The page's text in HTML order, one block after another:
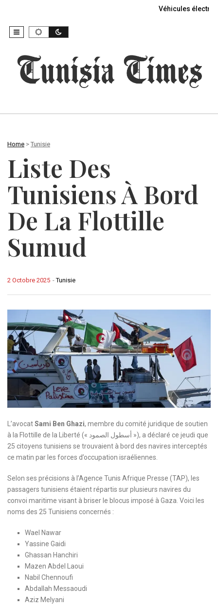
Véhicules
Home > Tunisie
Liste Des
Tunisiens À Bord
De La Flottille
Sumud
-Tunisie
2 Octobre 2025
L’avocatSami Ben Ghazi, membre du comité juridique de soutien
à la Flottille de la Liberté (« أسطول الصمود »), a déclaré ce jeudi que
25 citoyens tunisiens se trouvaient à bord des navires interceptés
ce matin par les forces d’occupation israéliennes.
Selon ses précisions à l’Agence Tunis Afrique Presse (TAP), les
passagers tunisiens étaient répartis sur plusieurs navires du
convoi maritime visant à briser le blocus imposé à Gaza. Voici les
noms des 25 Tunisiens concernés :
Wael Nawar
Yassine Gaidi
Ghassan Hanchiri
Mazen Abdel Laoui
Nabil Chennoufi
Abdallah Messaoudi
Aziz Melyani